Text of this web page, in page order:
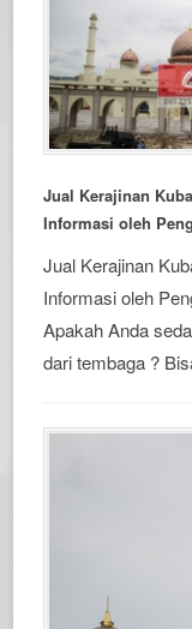
Jual Kerajinan
Informasi oleh
Jual Kerajinan
Informasi oleh
Apakah Anda
dari tembaga ?